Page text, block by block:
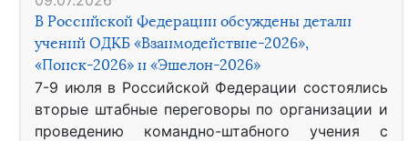
В Российской Федерации обсуждены детали
учений ОДКБ «Взаимодействие-2026»,
«Поиск-2026» и «Эшелон-2026»
7-9 июля в Российской Федерации состоялись
вторые штабные переговоры по организации и
проведению командно-штабного учения с